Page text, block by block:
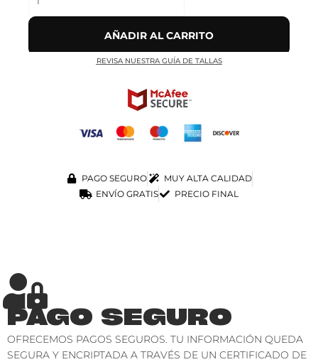
AÑADIR AL CARRITO
REVISA NUESTRA GUÍA DE TALLAS
PAGO SEGURO
MUY ALTA CALIDAD
ENVÍO GRATIS
PRECIO FINAL
PAGO SEGURO
OFRECEMOS PAGOS SEGUROS. TU INFORMACIÓN QUEDA
SEGURA Y ENCRIPTADA A TRAVÉS DE UN CERTIFICADO DE